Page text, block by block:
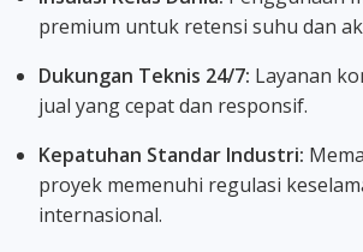
premium untuk retensi suhu dan
Dukungan Teknis 24/7: Layanan
jual yang cepat dan responsif.
Kepatuhan Standar Industri:
proyek memenuhi regulasi
internasional.